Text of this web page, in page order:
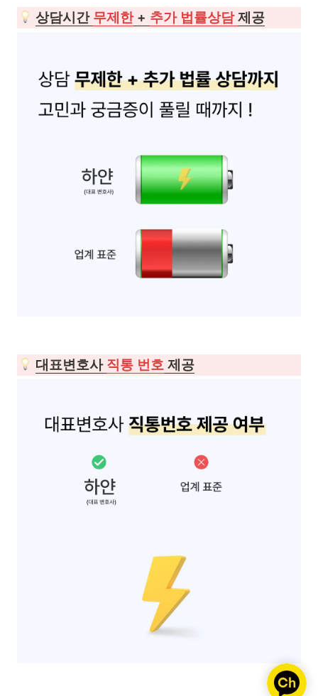
상담시간 무제한 + 추가 법률상담 제공
대표변호사 직통 번호 제공